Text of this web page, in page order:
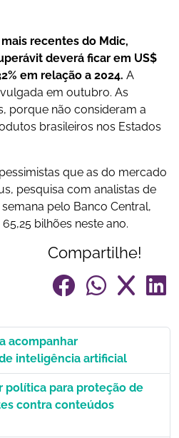
recentes do Mdic,
deverá ficar em US$
em relação a 2024. A
em outubro. As
porque não consideram a
brasileiros nos Estados
que as do mercado
pesquisa com analistas de
pelo Banco Central,
bilhões neste ano.
Compartilhe!
acompanhar
inteligência artificial
política para proteção de
contra conteúdos